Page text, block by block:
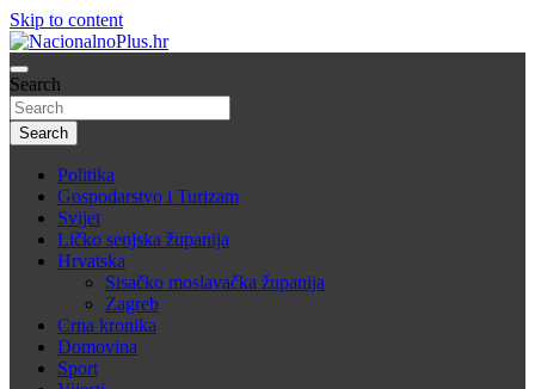
Skip to content
NacionalnoPlus.hr
Nacija želi znati više
Search
Search
Politika
Gospodarstvo i Turizam
Svijet
Ličko senjska županija
Hrvatska
Sisačko moslavačka županija
Zagreb
Crna kronika
Domovina
Sport